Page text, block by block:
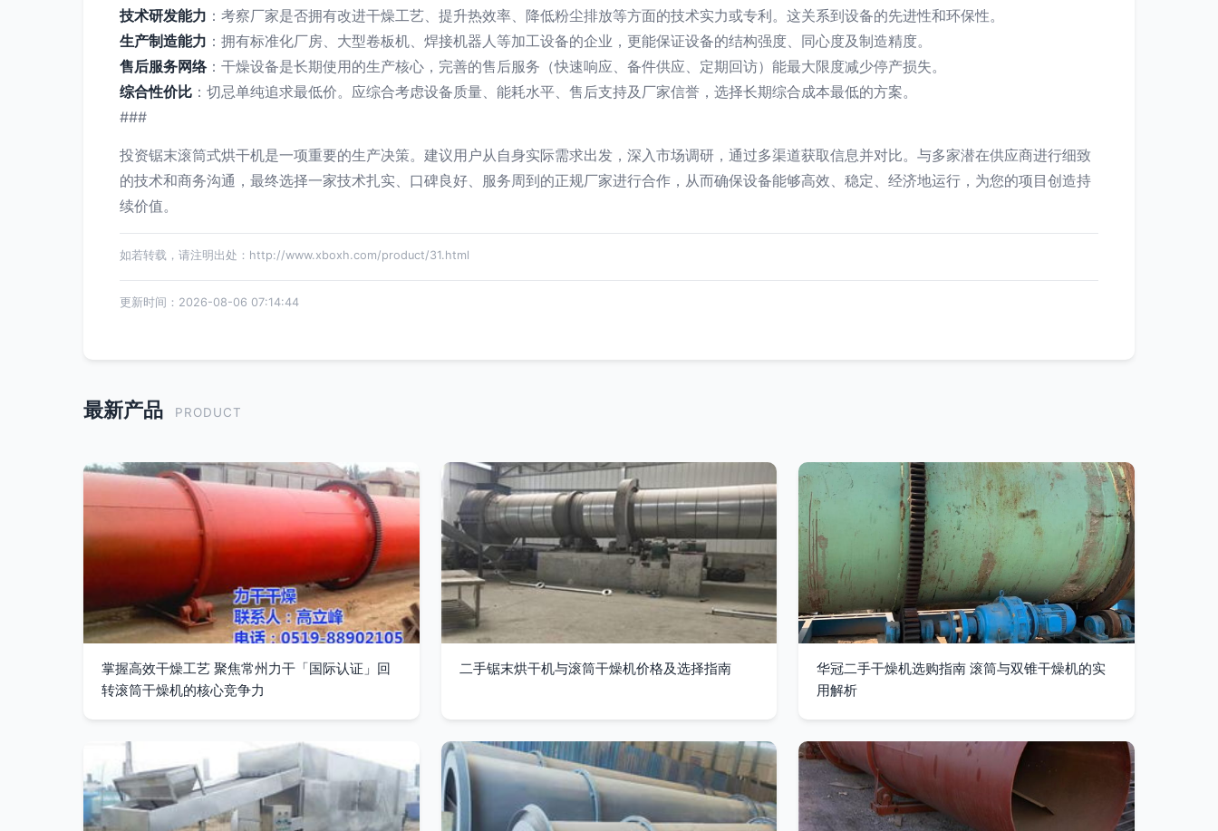
技术研发能力 ：考察厂家是否拥有改进干燥工艺、提升热效率、降低粉尘排放等方面的技术实力或专利。这关系到设备的先进性和环保性。
生产制造能力 ：拥有标准化厂房、大型卷板机、焊接机器人等加工设备的企业，更能保证设备的结构强度、同心度及制造精度。
售后服务网络：干燥设备是长期使用的生产核心，完善的售后服务（快速响应、备件供应、定期回访）能最大限度减少停产损失。
综合性价比 ：切忌单纯追求最低价。应综合考虑设备质量、能耗水平、售后支持及厂家信誉，选择长期综合成本最低的方案。
###
投资锯末滚筒式烘干机是一项重要的生产决策。建议用户从自身实际需求出发，深入市场调研，通过多渠道获取信息并对比。与多家潜在供应商进行细致
的技术和商务沟通，最终选择一家技术扎实、口碑良好、服务周到的正规厂家进行合作，从而确保设备能够高效、稳定、经济地运行，为您的项目创造持
续价值。
如若转载，请注明出处：http://www.xboxh.com/product/31.html
更新时间：2026-08-06 07:14:44
最新产品 PRODUCT
掌握高效干燥工艺 聚焦常州力干「国际认证」回
转滚筒干燥机的核心竞争力
二手锯末烘干机与滚筒干燥机价格及选择指南
华冠二手干燥机选购指南 滚筒与双锥干燥机的实
用解析